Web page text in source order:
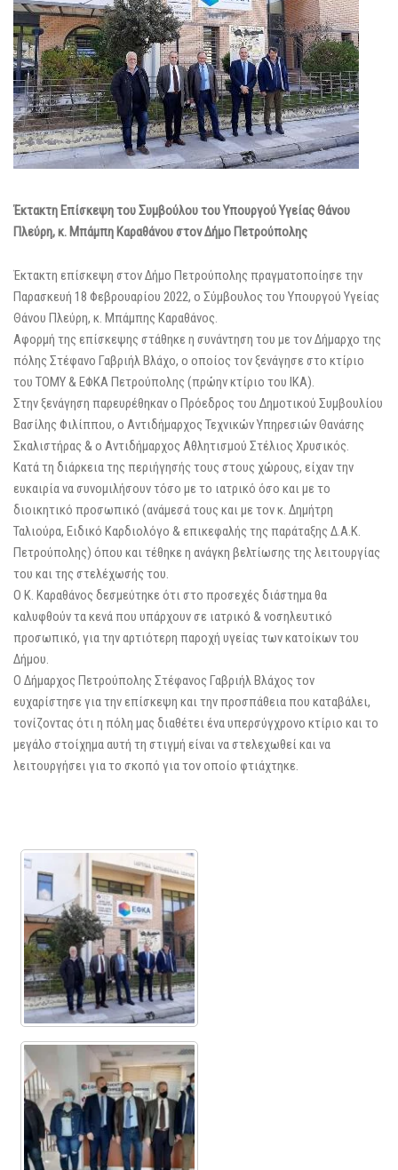
Έκτακτη Επίσκεψη του Συμβούλου του Υπουργού Υγείας Θάνου
Πλεύρη, κ. Μπάμπη Καραθάνου στον Δήμο Πετρούπολης
Έκτακτη επίσκεψη στον Δήμο Πετρούπολης πραγματοποίησε την
Παρασκευή 18 Φεβρουαρίου 2022, ο Σύμβουλος του Υπουργού Υγείας
Θάνου Πλεύρη, κ. Μπάμπης Καραθάνος.
Αφορμή της επίσκεψης στάθηκε η συνάντηση του με τον Δήμαρχο της
πόλης Στέφανο Γαβριήλ Βλάχο, ο οποίος τον ξενάγησε στο κτίριο
του ΤΟΜΥ & ΕΦΚΑ Πετρούπολης (πρώην κτίριο του ΙΚΑ).
Στην ξενάγηση παρευρέθηκαν ο Πρόεδρος του Δημοτικού Συμβουλίου
Βασίλης Φιλίππου, ο Αντιδήμαρχος Τεχνικών Υπηρεσιών Θανάσης
Σκαλιστήρας & ο Αντιδήμαρχος Αθλητισμού Στέλιος Χρυσικός.
Κατά τη διάρκεια της περιήγησής τους στους χώρους, είχαν την
ευκαιρία να συνομιλήσουν τόσο με το ιατρικό όσο και με το
διοικητικό προσωπικό (ανάμεσά τους και με τον κ. Δημήτρη
Ταλιούρα, Ειδικό Καρδιολόγο & επικεφαλής της παράταξης Δ.Α.Κ.
Πετρούπολης) όπου και τέθηκε η ανάγκη βελτίωσης της λειτουργίας
του και της στελέχωσής του.
Ο Κ. Καραθάνος δεσμεύτηκε ότι στο προσεχές διάστημα θα
καλυφθούν τα κενά που υπάρχουν σε ιατρικό & νοσηλευτικό
προσωπικό, για την αρτιότερη παροχή υγείας των κατοίκων του
Δήμου.
Ο Δήμαρχος Πετρούπολης Στέφανος Γαβριήλ Βλάχος τον
ευχαρίστησε για την επίσκεψη και την προσπάθεια που καταβάλει,
τονίζοντας ότι η πόλη μας διαθέτει ένα υπερσύγχρονο κτίριο και το
μεγάλο στοίχημα αυτή τη στιγμή είναι να στελεχωθεί και να
λειτουργήσει για το σκοπό για τον οποίο φτιάχτηκε.